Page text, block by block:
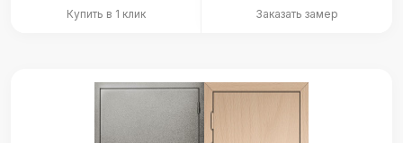
Купить в 1 клик Заказать замер